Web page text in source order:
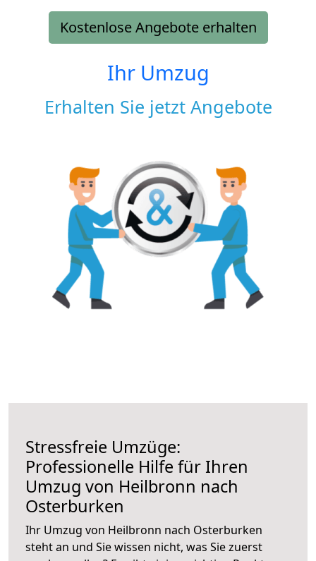
Kostenlose Angebote erhalten
Ihr Umzug
Erhalten Sie jetzt Angebote
Stressfreie Umzüge:
Professionelle Hilfe für Ihren
Umzug von Heilbronn nach
Osterburken
Ihr Umzug von Heilbronn nach Osterburken
steht an und Sie wissen nicht, was Sie zuerst